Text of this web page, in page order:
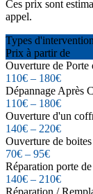
Ces prix sont
appel.
Types
Prix à partir de
Ouverture de Porte
110€ – 180€
Dépannage Après
110€ – 180€
Ouverture d'un
140€ – 220€
Ouverture de
70€ – 95€
Réparation porte
140€ – 210€
Réparation /